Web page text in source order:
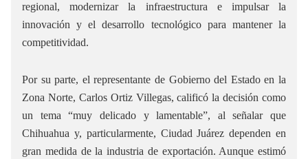
regional, modernizar la infraestructura e impulsar la
innovación y el desarrollo tecnológico para mantener la
competitividad.
Por su parte, el representante de Gobierno del Estado en la
Zona Norte, Carlos Ortiz Villegas, calificó la decisión como
un tema “muy delicado y lamentable”, al señalar que
Chihuahua y, particularmente, Ciudad Juárez dependen en
gran medida de la industria de exportación. Aunque estimó